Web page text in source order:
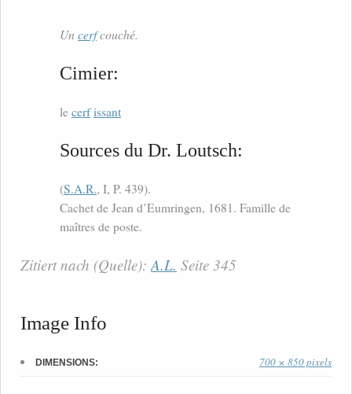
Un cerfcouché.
Cimier:
le cerf issant
Sources du Dr. Loutsch:
(S.A.R., I, P. 439).
Cachet de Jean d’Eumringen, 1681. Famille de
maîtres de poste.
Zitiert nach (Quelle):A.L. Seite 345
Image Info
DIMENSIONS: 700 × 850 pixels